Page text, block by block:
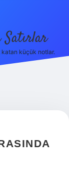
Satırlar
katan küçük notlar.